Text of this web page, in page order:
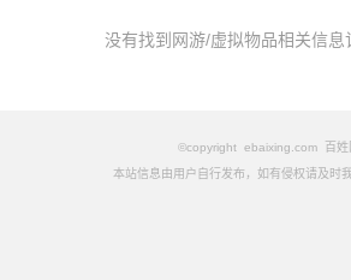
没有找到网游/虚拟物品相关信息
©copyright ebaixing.com 百姓
本站信息由用户自行发布，如有侵权请及时